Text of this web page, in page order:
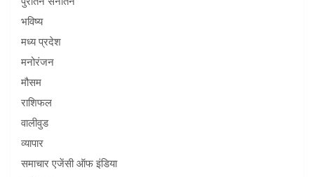
भविष्य
मध्य प्रदेश
मनोरंजन
मौसम
राशिफल
वालीवुड
व्यापार
समाचार एजेंसी ऑफ इंडिया